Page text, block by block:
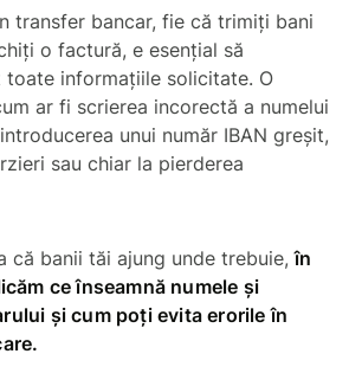
transfer bancar, fie că trimiți bani
o factură, e esențial să
informațiile solicitate. O
ar fi scrierea incorectă a numelui
unui număr IBAN greșit,
sau chiar la pierderea
că banii tăi ajung unde trebuie,în
ce înseamnă numele și
și cum poți evita erorile în